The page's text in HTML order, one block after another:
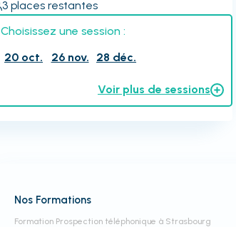
3 places restantes
Choisissez une session :
20 oct.
26 nov. 28 déc.
Voir plus de sessions
Nos Formations
Formation Prospection téléphonique à Strasbourg